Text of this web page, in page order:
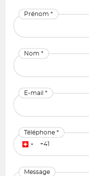
Prénom *
Nom *
E-mail *
Téléphone *
Message